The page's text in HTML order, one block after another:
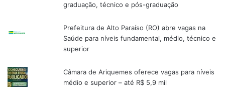
graduação, técnico e pós-graduação
Prefeitura de Alto Paraíso (RO) abre vagas na
Saúde para níveis fundamental, médio, técnico e
superior
Câmara de Ariquemes oferece vagas para níveis
médio e superior – até R$ 5,9 mil